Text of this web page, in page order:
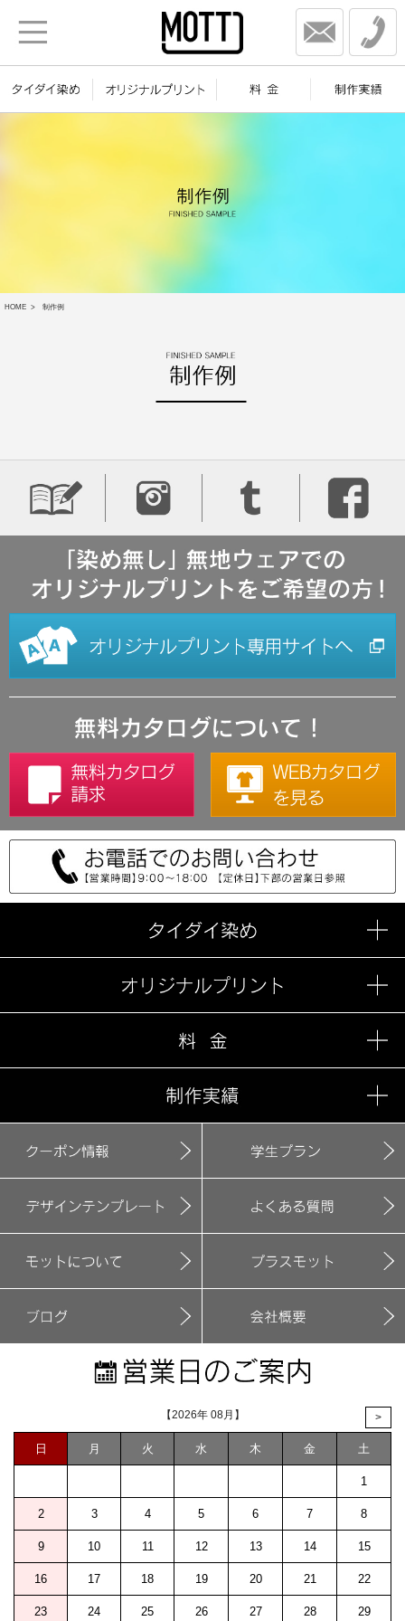
HOME 制作例
【2026年 08月】 >
日 月 火 水 木 金 土
1
2 3 4 5 6 7 8
9 10 11 12 13 14 15
16 17 18 19 20 21 22
23 24 25 26 27 28 29